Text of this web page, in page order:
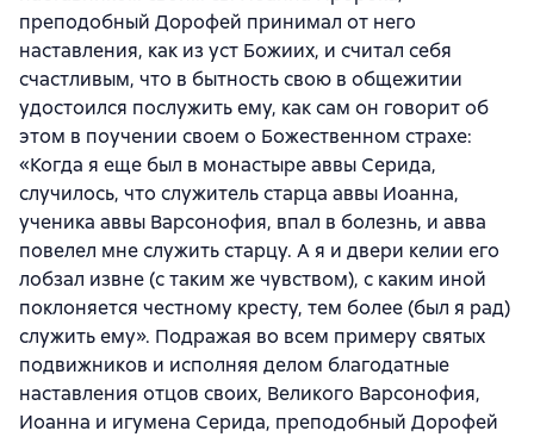
преподобный Дорофей принимал от него
наставления, как из уст Божиих, и считал себя
счастливым, что в бытность свою в общежитии
удостоился послужить ему, как сам он говорит об
этом в поучении своем о Божественном страхе:
«Когда я еще был в монастыре аввы Серида,
случилось, что служитель старца аввы Иоанна,
ученика аввы Варсонофия, впал в болезнь, и авва
повелел мне служить старцу. А я и двери келии его
лобзал извне (с таким же чувством), с каким иной
поклоняется честному кресту, тем более (был я рад)
служить ему». Подражая во всем примеру святых
подвижников и исполняя делом благодатные
наставления отцов своих, Великого Варсонофия,
Иоанна и игумена Серида, преподобный Дорофей